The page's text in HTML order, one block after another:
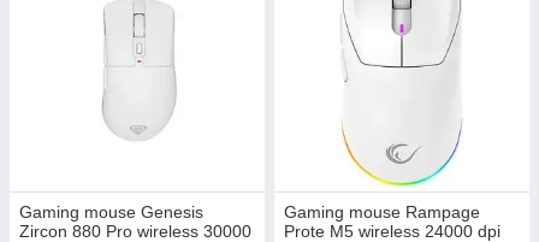
Gaming mouse Genesis
Zircon 880 Pro wireless 30000
Gaming mouse Rampage
Prote M5 wireless 24000 dpi